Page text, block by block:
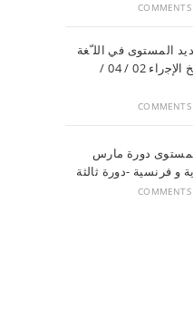
اﻟﻤﺴﺘﻮى ﻓﻲ اﻟﻠ ّﻐﺔ
اﻹﻧﺠﻠﯿﺰﯾّة – ﺗﺎرﯾﺦ اﻹﺟراء 02 / 04 /
دورة مارس